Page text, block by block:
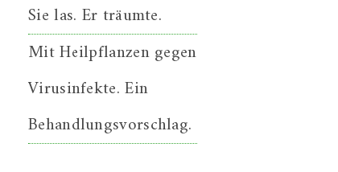
Sie las. Er träumte.
Mit Heilpflanzen gegen
Virusinfekte. Ein
Behandlungsvorschlag.